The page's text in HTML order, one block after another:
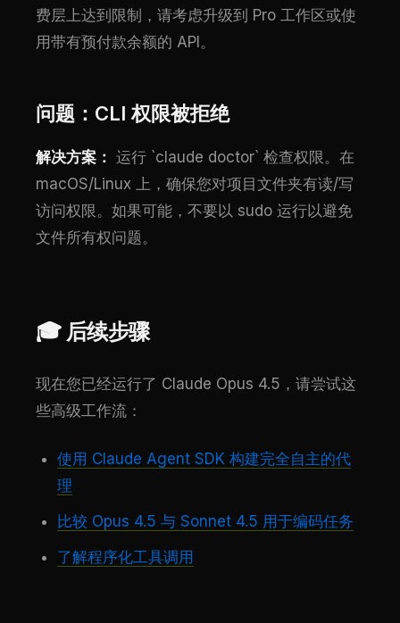
费层上达到限制，请考虑升级到 Pro 工作区或使
用带有预付款余额的 API。
问题：CLI 权限被拒绝
解决方案： 运行 `claude doctor` 检查权限。在
macOS/Linux 上，确保您对项目文件夹有读/写
访问权限。如果可能，不要以 sudo 运行以避免
文件所有权问题。
🎓 后续步骤
现在您已经运行了 Claude Opus 4.5，请尝试这
些高级工作流：
使用 Claude Agent SDK 构建完全自主的代
理
比较 Opus 4.5 与 Sonnet 4.5 用于编码任务
了解程序化工具调用